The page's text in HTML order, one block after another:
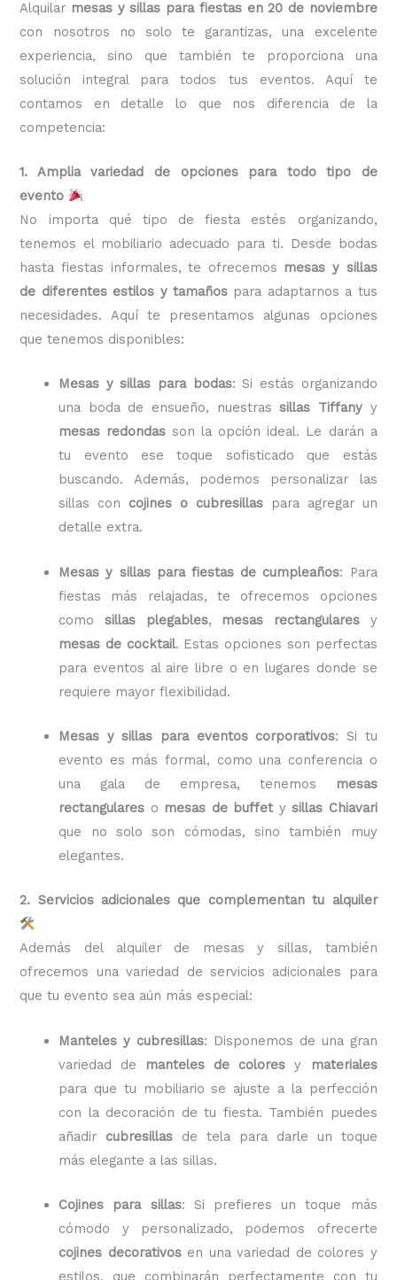
Alquilar mesas y sillas para fiestas en 20 de noviembre
con nosotros no solo te garantizas, una excelente
experiencia, sino que también te proporciona una
solución integral para todos tus eventos. Aquí te
contamos en detalle lo que nos diferencia de la
competencia:
1. Amplia variedad de opciones para todo tipo de
evento
No importa qué tipo de fiesta estés organizando,
tenemos el mobiliario adecuado para ti. Desde bodas
hasta fiestas informales, te ofrecemos mesas y sillas
de diferentes estilos y tamaños para adaptarnos a tus
necesidades. Aquí te presentamos algunas opciones
que tenemos disponibles:
Mesas y sillas para bodas: Si estás organizando
una boda de ensueño, nuestrassillas Tiffanyy
mesas redondas son la opción ideal. Le darán a
tu evento ese toque sofisticado que estás
buscando. Además, podemos personalizar las
sillas con cojines o cubresillaspara agregar un
detalle extra.
Mesas y sillas para fiestas de cumpleaños: Para
fiestas más relajadas, te ofrecemos opciones
como sillas plegables, mesas rectangularesy
mesas de cocktail. Estas opciones son perfectas
para eventos al aire libre o en lugares donde se
requiere mayor flexibilidad.
Mesas y sillas para eventos corporativos: Si tu
evento es más formal, como una conferencia o
una gala de empresa, tenemos
mesas
rectangulares o mesas de buffetysillas Chiavari
que no solo son cómodas, sino también muy
elegantes.
2. Servicios adicionales que complementan tu alquiler
Además del alquiler de mesas y sillas, también
ofrecemos una variedad de servicios adicionales para
que tu evento sea aún más especial:
Manteles y cubresillas: Disponemos de una gran
variedad de manteles de colores y
materiales
para que tu mobiliario se ajuste a la perfección
con la decoración de tu fiesta. También puedes
añadir cubresillas de tela para darle un toque
más elegante a las sillas.
Cojines para sillas: Si prefieres un toque más
cómodo y personalizado, podemos ofrecerte
cojines decorativosen una variedad de colores y
estilos, que combinarán perfectamente con tu